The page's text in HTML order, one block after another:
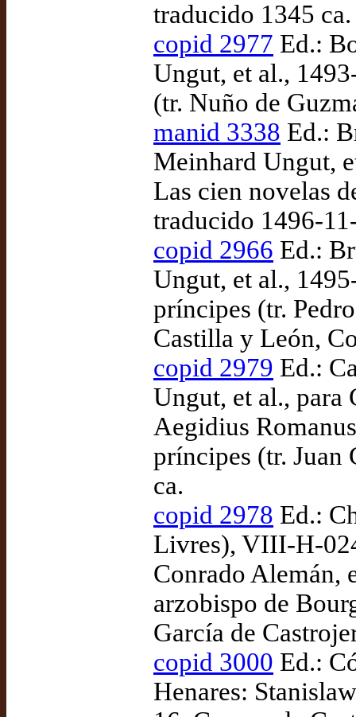
traducido 1345 ca.
copid 2977 Ed.:
Ungut, et al.,
(tr. Nuño de
manid 3338 Ed.:
Meinhard Ungut,
Las cien novelas
traducido 1496-
copid 2966 Ed.:
Ungut, et al.,
príncipes (tr.
Castilla y León,
copid 2979 Ed.:
Ungut, et al., para
Aegidius
príncipes (tr. Juan
ca.
copid 2978 Ed.:
Livres), VIII-H-
Conrado Alemán,
arzobispo de
García de
copid 3000 Ed.:
Henares: